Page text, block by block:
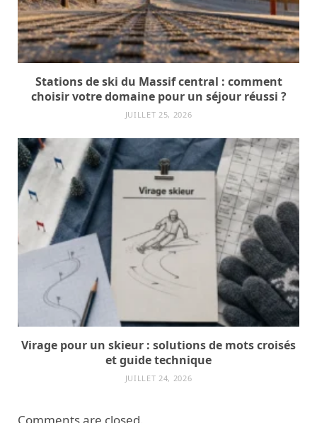
Stations de ski du Massif central : comment
choisir votre domaine pour un séjour réussi ?
JUILLET 25, 2026
Virage pour un skieur : solutions de mots croisés
et guide technique
JUILLET 24, 2026
Comments are closed.